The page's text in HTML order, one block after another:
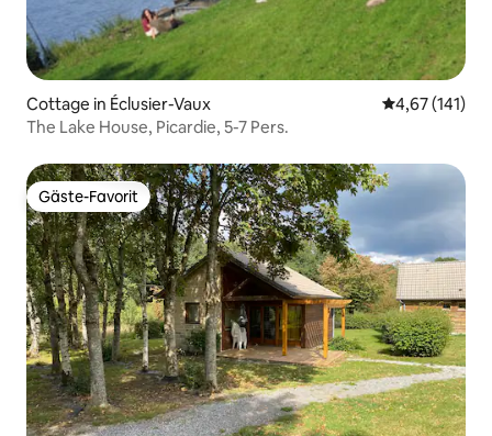
Cottage in Éclusier-Vaux
4,67 (141)
The Lake House, Picardie, 5-7 Pers.
Gäste-Favorit
Gäste-Favorit